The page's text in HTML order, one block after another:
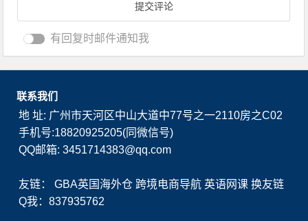
有回复时邮件通知我
联系我们
地 址: 广州市天河区中山大道中77号之一2110房之C02
手机号:18820925205(同微信号)
QQ邮箱: 3451714383@qq.com
友链：GBA英国海外仓 跨境电商导航 英语网课 换友链
Q我：837935762